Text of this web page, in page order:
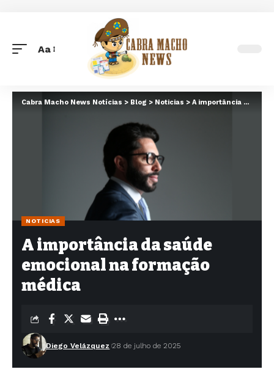
Font
Aa
Cabra Macho News Notícias > Blog > Noticias > A importância da saúde emocional na formação médica
NOTICIAS
A importância da saúde
emocional na formação
médica
Diego Velázquez 28 de julho de 2025